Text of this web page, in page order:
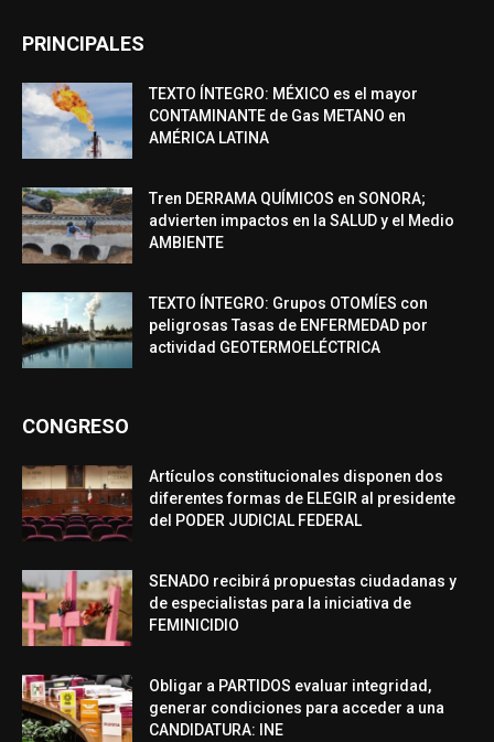
PRINCIPALES
TEXTO ÍNTEGRO: MÉXICO es el mayor
CONTAMINANTE de Gas METANO en
AMÉRICA LATINA
Tren DERRAMA QUÍMICOS en SONORA;
advierten impactos en la SALUD y el Medio
AMBIENTE
TEXTO ÍNTEGRO: Grupos OTOMÍES con
peligrosas Tasas de ENFERMEDAD por
actividad GEOTERMOELÉCTRICA
CONGRESO
Artículos constitucionales disponen dos
diferentes formas de ELEGIR al presidente
del PODER JUDICIAL FEDERAL
SENADO recibirá propuestas ciudadanas y
de especialistas para la iniciativa de
FEMINICIDIO
Obligar a PARTIDOS evaluar integridad,
generar condiciones para acceder a una
CANDIDATURA: INE